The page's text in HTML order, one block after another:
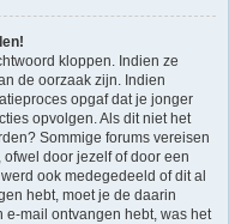
kloppen. Indien ze
de oorzaak zijn. Indien
opgaf dat je jonger
opvolgen. Als dit niet het
Sommige forums vereisen
door jezelf of door een
ook medegedeeld of dit al
hebt, moet je de daarin
e-mail ontvangen hebt, was het